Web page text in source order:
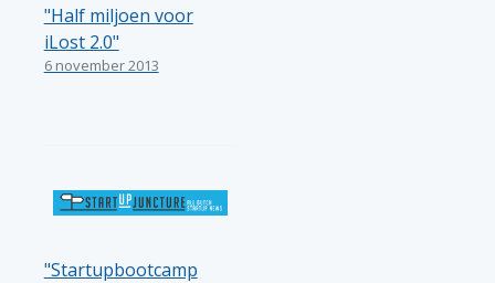
"Half miljoen voor
iLost 2.0"
6 november 2013
"Startupbootcamp